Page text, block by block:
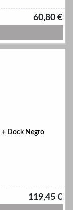
60,80 €
+ Dock Negro
119,45 €